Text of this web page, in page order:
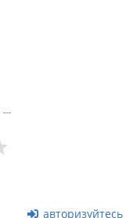
авторизуйтесь